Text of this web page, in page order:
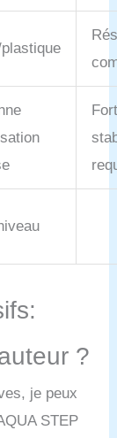
?
je peux
STEP